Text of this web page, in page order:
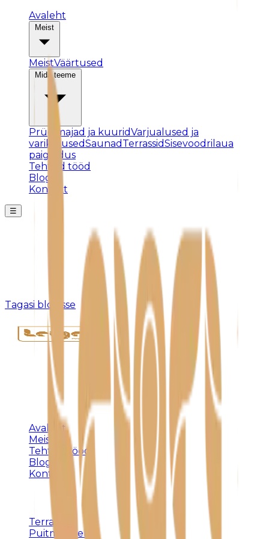
Avaleht
MeistVäärtused
Prügimajad ja kuuridVarjualused ja
varikatusedSaunad TerrassidSisevoodrilaua
paigaldus
Tehtud tööd
Blogi
Kontakt
☰
Posti ei leitud
Kahjuks pole sellist postitust olemas või see on
Tagasi blogisse
Täispuidust eritellimusmööbel, terrassid ja
varjualused – meistritöö Harjumaal alates 1992.
KLIENDILE
Avaleht
Meist
Tehtud tööd
Blogi
Kontakt
TEENUSED
Terrassid
Puitmööbel